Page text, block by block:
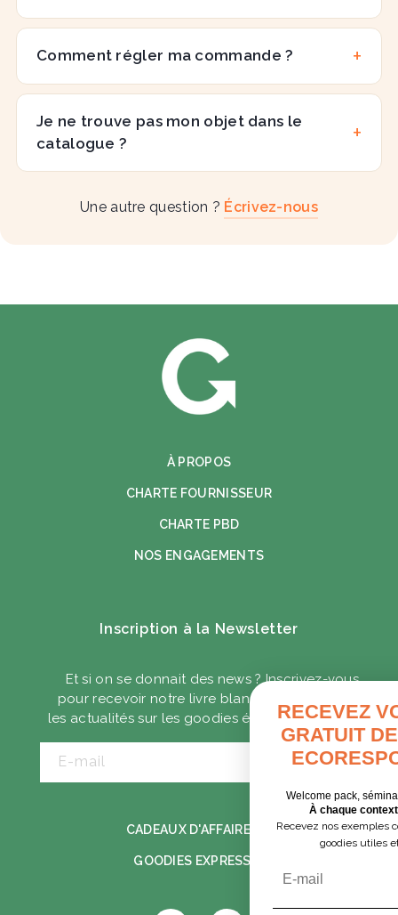
Comment régler ma commande ?
Je ne trouve pas mon objet dans le
catalogue ?
Une autre question ? Écrivez-nous
À PROPOS
CHARTE FOURNISSEUR
CHARTE PBD
NOS ENGAGEMENTS
Inscription à la Newsletter
Et si on se donnait des news ? Inscrivez-vous
pour recevoir notre livre blanc ainsi que toute
les actualités sur les goodies écoresponsables.
E-mail
CADEAUX D'AFFAIRES
GOODIES EXPRESS
RECEVEZ VOTRE GUIDE
GRATUIT DES GOODIES
ECORESPONSABLES
Welcome pack, séminaire, cadeaux clients…
À chaque contexte, ses solutions.
Recevez nos exemples concrets pour choisir des
goodies utiles et responsables.
Email